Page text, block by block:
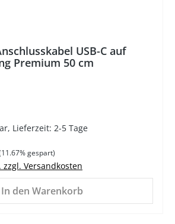
USB-C auf
Premium 50 cm
Lieferzeit: 2-5 Tage
Preis: gespart)
Versandkosten
In den Warenkorb